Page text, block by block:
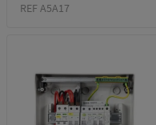
REF A5A17